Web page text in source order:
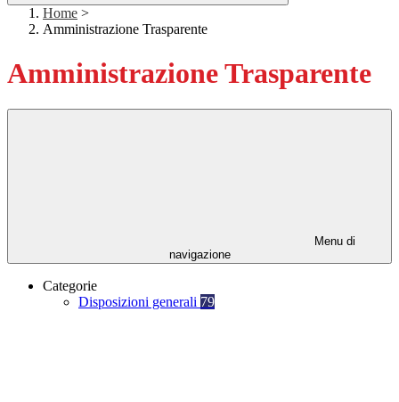
Home >
Amministrazione Trasparente
Amministrazione Trasparente
Menu di
navigazione
Categorie
Disposizioni generali 79